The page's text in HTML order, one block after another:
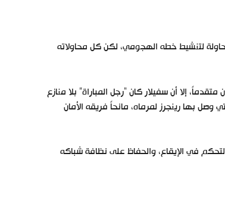
لتنشيط خطه الهجومي، لكن كل محاولاته
إلا أن سفيلار كان “رجل المباراة” بلا منازع
وصل بها رينجرز لمرماه، مانحاً فريقه الأمان
في الإيقاع، والحفاظ على نظافة شباكه